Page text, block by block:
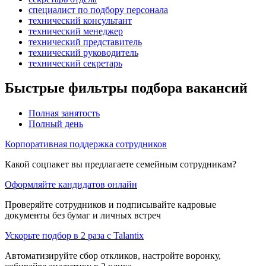
специалист по подбору персонала
технический консультант
технический менеджер
технический представитель
технический руководитель
технический секретарь
Быстрые фильтры подбора вакансий
Полная занятость
Полный день
Корпоративная поддержка сотрудников
Какой соцпакет вы предлагаете семейным сотрудникам?
Оформляйте кандидатов онлайн
Проверяйте сотрудников и подписывайте кадровые
документы без бумаг и личных встреч
Ускорьте подбор в 2 раза с Talantix
Автоматизируйте сбор откликов, настройте воронку,